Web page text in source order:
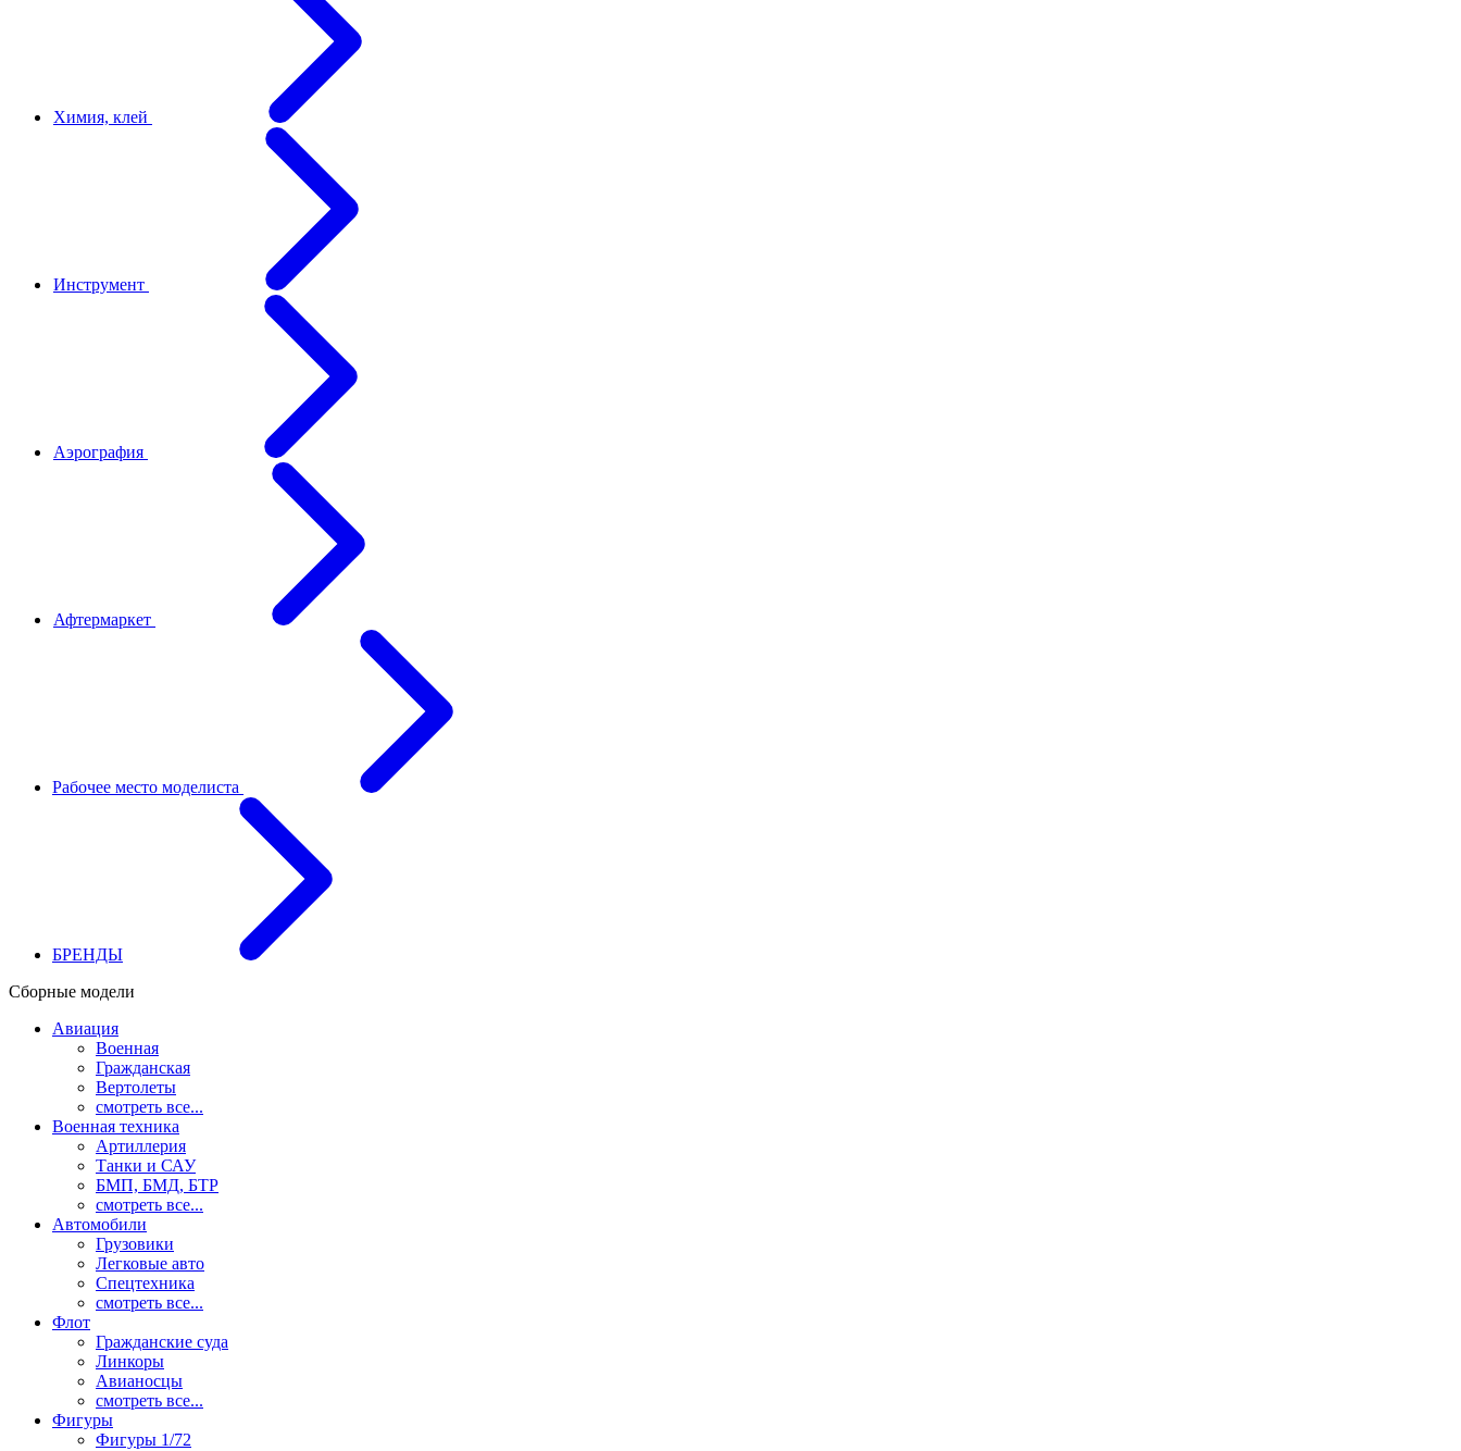
Химия, клей
Инструмент
Аэрография
Афтермаркет
Рабочее место моделиста
БРЕНДЫ
Сборные модели
Авиация
Военная
Гражданская
Вертолеты
смотреть все...
Военная техника
Артиллерия
Танки и САУ
БМП, БМД, БТР
смотреть все...
Автомобили
Грузовики
Легковые авто
Спецтехника
смотреть все...
Флот
Гражданские суда
Линкоры
Авианосцы
смотреть все...
Фигуры
Фигуры 1/72